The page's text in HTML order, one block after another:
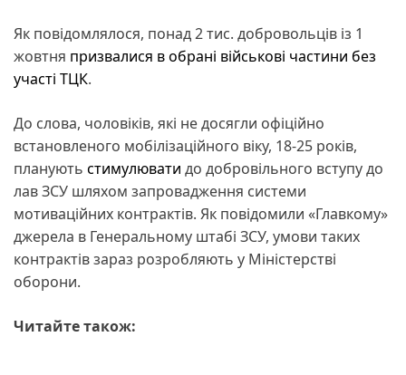
Як повідомлялося, понад 2 тис. добровольців із 1
жовтня призвалися в обрані військові частини без
участі ТЦК.
До слова, чоловіків, які не досягли офіційно
встановленого мобілізаційного віку, 18-25 років,
планують стимулювати до добровільного вступу до
лав ЗСУ шляхом запровадження системи
мотиваційних контрактів. Як повідомили «Главкому»
джерела в Генеральному штабі ЗСУ, умови таких
контрактів зараз розробляють у Міністерстві
оборони.
Читайте також: